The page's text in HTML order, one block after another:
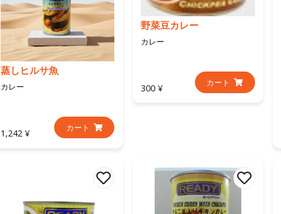
蒸しヒルサ魚
カレー
1,242 ¥ カート
野菜豆カレー
カレー
300 ¥ カート